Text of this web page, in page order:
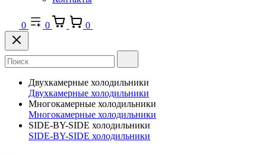
0 0 0
Двухкамерные холодильники
Двухкамерные холодильники
Многокамерные холодильники
Многокамерные холодильники
SIDE-BY-SIDE холодильники
SIDE-BY-SIDE холодильники